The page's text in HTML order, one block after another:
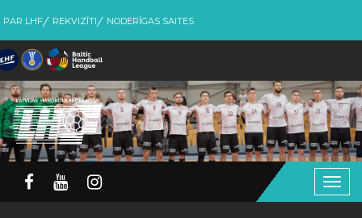
PAR LHF REKVIZĪTI NODERĪGAS SAITES